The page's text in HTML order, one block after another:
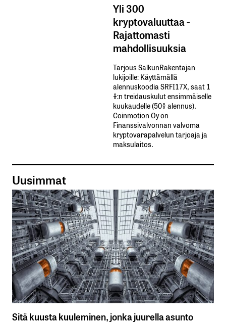
Yli 300
kryptovaluuttaa -
Rajattomasti
mahdollisuuksia
Tarjous SalkunRakentajan
lukijoille: Käyttämällä​ ​
alennuskoodia​ ​SRFI17X,​ ​saat​ ​1
%:n treidauskulut​ ​ensimmäiselle​ ​
kuukaudelle​ ​(50%​ ​alennus).
Coinmotion Oy on
Finanssivalvonnan valvoma
kryptovarapalvelun tarjoaja ja
maksulaitos.
Uusimmat
Sitä kuusta kuuleminen, jonka juurella asunto